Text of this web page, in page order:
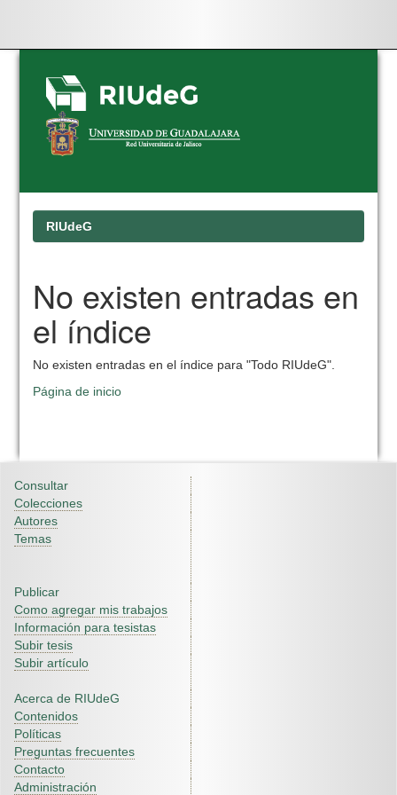
Skip
navigation
RIUdeG
No existen entradas en
el índice
No existen entradas en el índice para "Todo RIUdeG".
Página de inicio
Consultar
Colecciones
Autores
Temas
Publicar
Como agregar mis trabajos
Información para tesistas
Subir tesis
Subir artículo
Acerca de RIUdeG
Contenidos
Políticas
Preguntas frecuentes
Contacto
Administración